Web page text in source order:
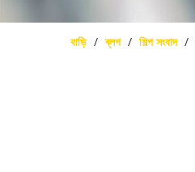
বাড়ি / ব্লগ / শিল্প সংবাদ /